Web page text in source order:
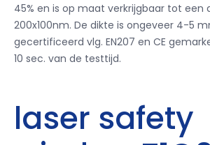
45% en is op maat verkrijgbaar tot een
200x100nm. De dikte is ongeveer 4-5
gecertificeerd vlg. EN207 en CE
10 sec. van de testtijd.
laser safety